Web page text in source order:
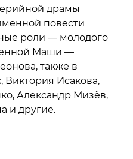
драмы
повести
роли — молодого
Маши —
также в
Виктория Исакова,
Александр Мизёв,
и другие.